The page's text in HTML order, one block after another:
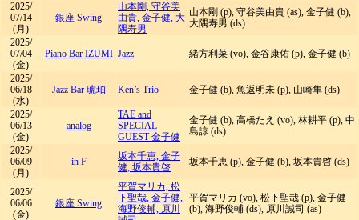
2025/
07/14
(月)
銀座 Swing
山本剛, 守谷美
由貴, 金子健, 大
隅寿男
山本剛 (p), 守谷美由貴 (as), 金子健 (b),
大隅寿男 (ds)
2025/
07/04
(金)
Piano Bar IZUMI Jazz 緒方利菜 (vo), 金谷康佑 (p), 金子健 (b)
2025/
06/18
(水)
Jazz Bar 琥珀 Ken’s Trio 金子健 (b), 魚返明未 (p), 山崎隼 (ds)
2025/
06/13
(金)
analog
TAE and
SPECIAL
GUEST 金子健
金子健 (b), 高橋たえ (vo), 林耕平 (p), 中
島諒 (ds)
2025/
06/09
(月)
in F
坂本千恵, 金子
健, 坂本貴啓
坂本千恵 (p), 金子健 (b), 坂本貴啓 (ds)
2025/
06/06
(金)
銀座 Swing
平賀マリカ, 松
下聖哉, 金子健,
海野俊輔, 原川
平賀マリカ (vo), 松下聖哉 (p), 金子健
(b), 海野俊輔 (ds), 原川誠司 (as)